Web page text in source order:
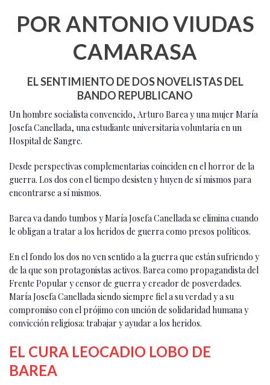
POR ANTONIO VIUDAS
CAMARASA
EL SENTIMIENTO DE DOS NOVELISTAS DEL
BANDO REPUBLICANO
Un hombre socialista convencido, Arturo Barea y una mujer María
Josefa Canellada, una estudiante universitaria voluntaria en un
Hospital de Sangre.
Desde perspectivas complementarias coinciden en el horror de la
guerra. Los dos con el tiempo desisten y huyen de sí mismos para
encontrarse a sí mismos.
Barea va dando tumbos y María Josefa Canellada se elimina cuando
le obligan a tratar a los heridos de guerra como presos políticos.
En el fondo los dos no ven sentido a la guerra que están sufriendo y
de la que son protagonistas activos. Barea como propagandista del
Frente Popular y censor de guerra y creador de posverdades.
María Josefa Canellada siendo siempre fiel a su verdad y a su
compromiso con el prójimo con unción de solidaridad humana y
convicción religiosa: trabajar y ayudar a los heridos.
EL CURA LEOCADIO LOBO DE
BAREA